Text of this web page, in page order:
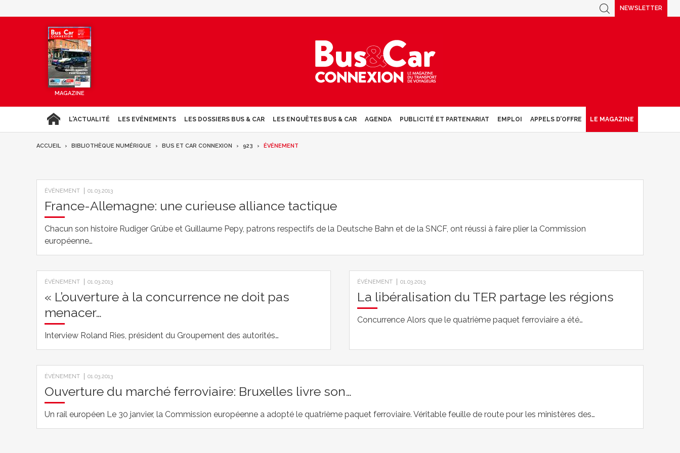
NEWSLETTER
MAGAZINE
L'ACTUALITÉ LES EVÉNEMENTS LES DOSSIERS BUS & CAR LES ENQUÊTES BUS & CAR AGENDA PUBLICITÉ ET PARTENARIAT EMPLOI APPELS D’OFFRE LE MAGAZINE
ACCUEIL BIBLIOTHÈQUE NUMÉRIQUE BUS ET CAR CONNEXION 923 ÉVÉNEMENT
ÉVÉNEMENT 01.03.2013
France-Allemagne: une curieuse alliance tactique
Chacun son histoire Rudiger Grübe et Guillaume Pepy, patrons respectifs de la Deutsche Bahn et de la SNCF, ont réussi à faire plier la Commission
européenne…
ÉVÉNEMENT 01.03.2013
« L’ouverture à la concurrence ne doit pas
menacer…
Interview Roland Ries, président du Groupement des autorités…
ÉVÉNEMENT 01.03.2013
La libéralisation du TER partage les régions
Concurrence Alors que le quatrième paquet ferroviaire a été…
ÉVÉNEMENT 01.03.2013
Ouverture du marché ferroviaire: Bruxelles livre son…
Un rail européen Le 30 janvier, la Commission européenne a adopté le quatrième paquet ferroviaire. Véritable feuille de route pour les ministères des…